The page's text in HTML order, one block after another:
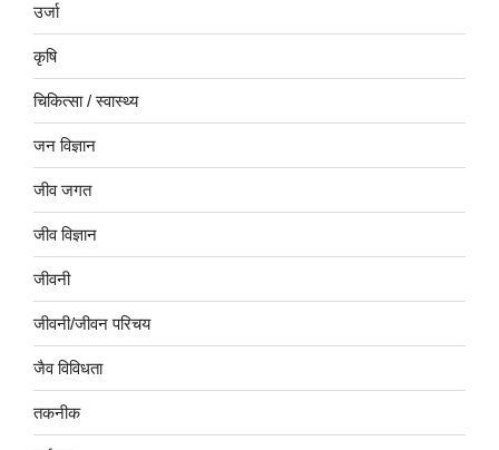
उर्जा
कृषि
चिकित्सा / स्वास्थ्य
जन विज्ञान
जीव जगत
जीव विज्ञान
जीवनी
जीवनी/जीवन परिचय
जैव विविधता
तकनीक